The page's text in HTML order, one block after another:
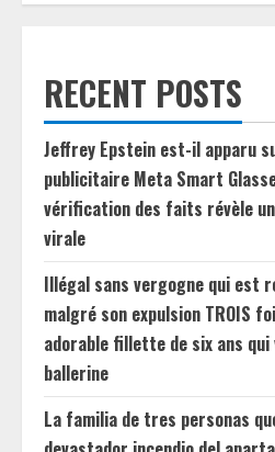
RECENT POSTS
Jeffrey Epstein est-il apparu
publicitaire Meta Smart
vérification des faits révèle
virale
Illégal sans vergogne qui est
malgré son expulsion TROIS
adorable fillette de six ans
ballerine
La familia de tres personas